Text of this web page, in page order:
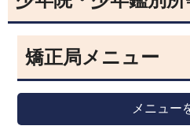
矯正局メニュー
メニュー